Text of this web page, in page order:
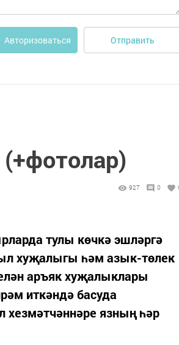
Авторизоваться Отправить
927 0
тулы көчкә эшләргә
хуҗалыгы һәм азык-төлек
аръяк хуҗалыклары
иткәндә басуда
язның һәр